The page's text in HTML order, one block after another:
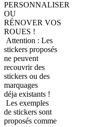
PERSONNALISER
OU
RÉNOVER VOS
ROUES !
Attention : Les
stickers proposés
ne peuvent
recouvrir des
stickers ou des
marquages
déja existants !
Les exemples
de stickers sont
proposés comme